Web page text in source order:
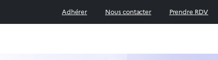
Adhérer Nous contacter Prendre RDV